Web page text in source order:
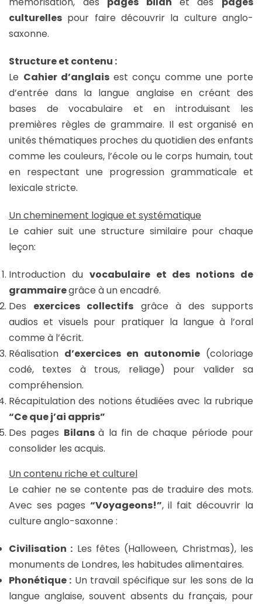
culturelles pour faire découvrir la culture anglo-
saxonne.
Structure et contenu :
Le Cahier d’anglais est conçu comme une porte
d’entrée dans la langue anglaise en créant des
bases de vocabulaire et en introduisant les
premières règles de grammaire. Il est organisé en
unités thématiques proches du quotidien des enfants
comme les couleurs, l’école ou le corps humain, tout
en respectant une progression grammaticale et
lexicale stricte.
Un cheminement logique et systématique
Le cahier suit une structure similaire pour chaque
leçon:
Introduction du vocabulaire et des notions de
grammairegrâce à un encadré.
Des exercices collectifs grâce à des supports
audios et visuels pour pratiquer la langue à l’oral
comme à l’écrit.
Réalisation d’exercices en autonomie (coloriage
codé, textes à trous, reliage) pour valider sa
compréhension.
Récapitulation des notions étudiées avec la rubrique
“Ce que j’ai appris”
Des pages Bilansà la fin de chaque période pour
consolider les acquis.
Un contenu riche et culturel
Le cahier ne se contente pas de traduire des mots.
Avec ses pages “Voyageons!”, il fait découvrir la
culture anglo-saxonne :
Civilisation : Les fêtes (Halloween, Christmas), les
monuments de Londres, les habitudes alimentaires.
Phonétique : Un travail spécifique sur les sons de la
langue anglaise, souvent absents du français, pour